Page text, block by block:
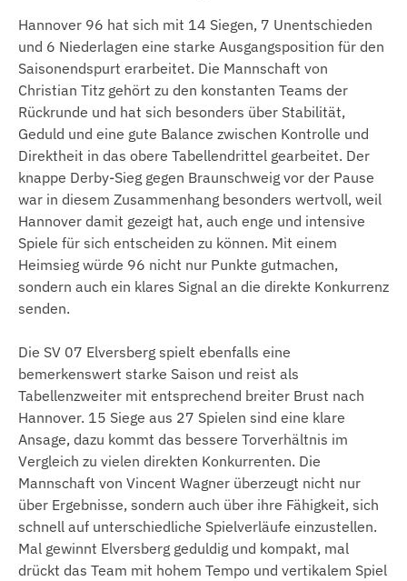
Hannover 96 hat sich mit 14 Siegen, 7 Unentschieden
und 6 Niederlagen eine starke Ausgangsposition für den
Saisonendspurt erarbeitet. Die Mannschaft von
Christian Titz gehört zu den konstanten Teams der
Rückrunde und hat sich besonders über Stabilität,
Geduld und eine gute Balance zwischen Kontrolle und
Direktheit in das obere Tabellendrittel gearbeitet. Der
knappe Derby-Sieg gegen Braunschweig vor der Pause
war in diesem Zusammenhang besonders wertvoll, weil
Hannover damit gezeigt hat, auch enge und intensive
Spiele für sich entscheiden zu können. Mit einem
Heimsieg würde 96 nicht nur Punkte gutmachen,
sondern auch ein klares Signal an die direkte Konkurrenz
senden.
Die SV 07 Elversberg spielt ebenfalls eine
bemerkenswert starke Saison und reist als
Tabellenzweiter mit entsprechend breiter Brust nach
Hannover. 15 Siege aus 27 Spielen sind eine klare
Ansage, dazu kommt das bessere Torverhältnis im
Vergleich zu vielen direkten Konkurrenten. Die
Mannschaft von Vincent Wagner überzeugt nicht nur
über Ergebnisse, sondern auch über ihre Fähigkeit, sich
schnell auf unterschiedliche Spielverläufe einzustellen.
Mal gewinnt Elversberg geduldig und kompakt, mal
drückt das Team mit hohem Tempo und vertikalem Spiel